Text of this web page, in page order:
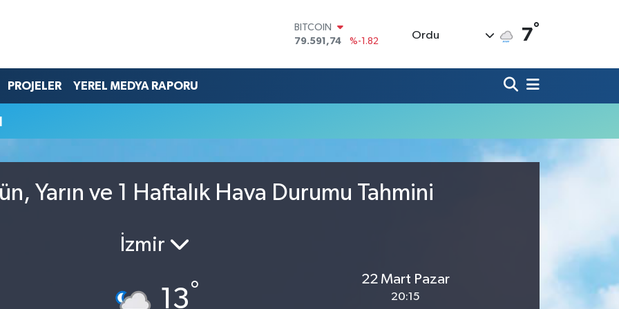
BITCOIN
79.591,74
%-1.82
45,43620
%0.02
BİST100
Ordu 7°
PROJELER YEREL MEDYA RAPORU
Yarın ve 1 Haftalık Hava Durumu Tahmini
İzmir
13°
22 Mart Pazar
20:15